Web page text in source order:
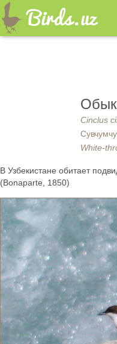
Cinclus
White-
В Узбекистане обитает
(Bonaparte, 1850)